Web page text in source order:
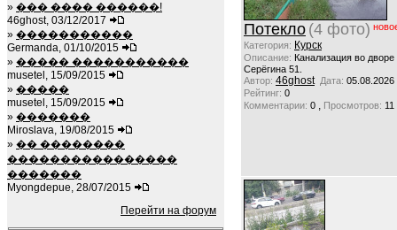
» ��� ���� ������!
46ghost, 03/12/2017
» �����������
Germanda, 01/10/2015
» ����� �����������
musetel, 15/09/2015
» �����
musetel, 15/09/2015
» �������
Miroslava, 19/08/2015
» �� ��������
����������������
�������
Myongdepue, 28/07/2015
Перейти на форум
Потекло (4 фото)
Категория: Курск
Описание: Канализация во
Серёгина 51.
Автор: 46ghost Дата: 05.08.2026
Рейтинг: 0
Комментарии: 0 , Просмотров: 11